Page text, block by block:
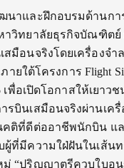
นาและฝึกอบรมด้านกา
าวิทยาลัยธุรกิจบัณฑิตย์
มือนจริงโดยเครื่องจำ
ายใต้โครงการ Flight
เพื่อเปิดโอกาสให้เยาว
รบินเสมือนจริงผ่านเค
คติที่ดีต่ออาชีพนักบิน แ
ผู้ที่มีความใฝ่ฝันในเส้น
ม่ “ปริญญาตรีควบใบอ